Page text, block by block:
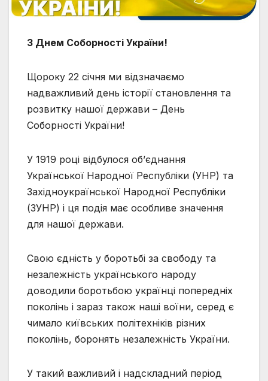
З Днем Соборності України!
Щороку 22 січня ми відзначаємо
надважливий день історії становлення та
розвитку нашої держави – День
Соборності України!
У 1919 році відбулося об’єднання
Української Народної Республіки (УНР) та
Західноукраїнської Народної Республіки
(ЗУНР) і ця подія має особливе значення
для нашої держави.
Свою єдність у боротьбі за свободу та
незалежність українського народу
доводили боротьбою українці попередніх
поколінь і зараз також наші воїни, серед є
чимало київських політехніків різних
поколінь, боронять незалежність України.
У такий важливий і надскладний період